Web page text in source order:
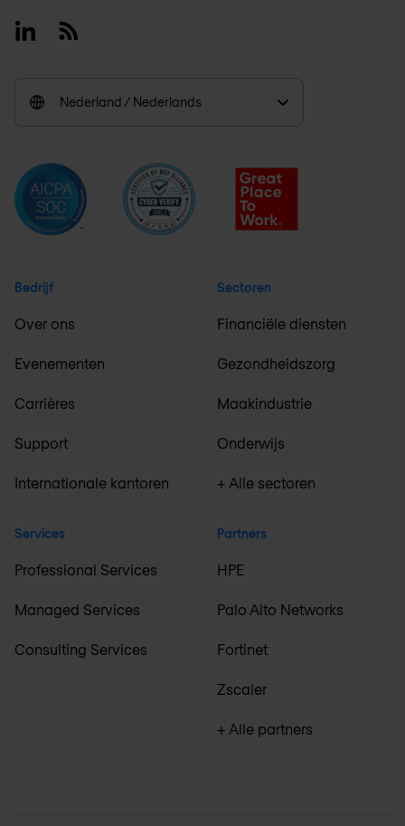
LinkedinRSS
Nederland / Nederlands
Bedrijf
Over ons
Evenementen
Carrières
Support
Internationale kantoren
Services
Professional Services
Managed Services
Consulting Services
Sectoren
Financiële diensten
Gezondheidszorg
Maakindustrie
Onderwijs
+ Alle sectoren
Partners
HPE
Palo Alto Networks
Fortinet
Zscaler
+ Alle partners